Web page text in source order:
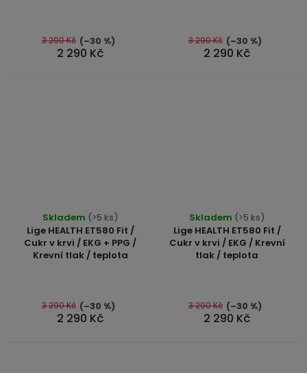
5
hvězdiček.
2 290 Kč
3 290 Kč (–30 %)
5
hvězdiček.
2 290 Kč
3 290 Kč (–30 %)
Lige HEALTH ET580 Fit /
Cukr v krvi / EKG + PPG /
Krevní tlak / teplota
hodnocení
produktu
je
5
hvězdiček.
Skladem (>5 ks)
2 290 Kč
3 290 Kč (–30 %)
Lige HEALTH ET580 Fit /
Cukr v krvi / EKG / Krevní
tlak / teplota
hodnocení
produktu
je
5
hvězdiček.
Skladem (>5 ks)
2 290 Kč
3 290 Kč (–30 %)